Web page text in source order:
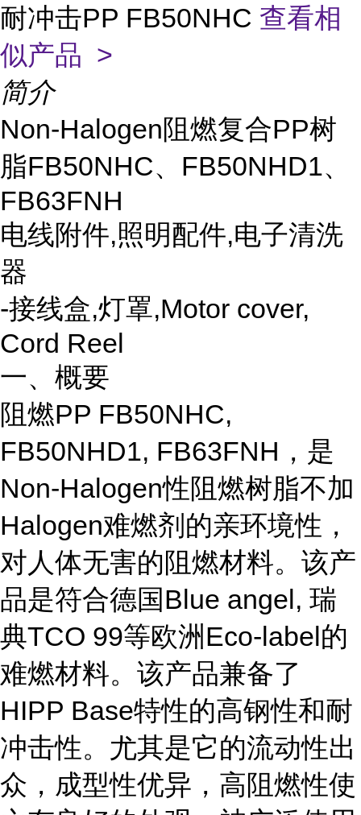
耐冲击PP FB50NHC 查看相
似产品 >
简介
Non-Halogen阻燃复合PP树
脂FB50NHC、FB50NHD1、
FB63FNH
电线附件,照明配件,电子清洗
器
-接线盒,灯罩,Motor cover,
Cord Reel
一、概要
阻燃PP FB50NHC,
FB50NHD1, FB63FNH，是
Non-Halogen性阻燃树脂不加
Halogen难燃剂的亲环境性，
对人体无害的阻燃材料。该产
品是符合德国Blue angel, 瑞
典TCO 99等欧洲Eco-label的
难燃材料。该产品兼备了
HIPP Base特性的高钢性和耐
冲击性。尤其是它的流动性出
众，成型性优异，高阻燃性使